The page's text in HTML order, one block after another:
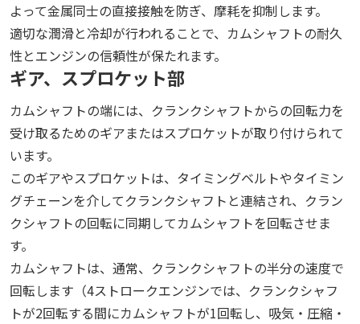
よって金属同士の直接接触を防ぎ、摩耗を抑制します。
適切な潤滑と冷却が行われることで、カムシャフトの耐久
性とエンジンの信頼性が保たれます。
ギア、スプロケット部
カムシャフトの端には、クランクシャフトからの回転力を
受け取るためのギアまたはスプロケットが取り付けられて
います。
このギアやスプロケットは、タイミングベルトやタイミン
グチェーンを介してクランクシャフトと連結され、クラン
クシャフトの回転に同期してカムシャフトを回転させま
す。
カムシャフトは、通常、クランクシャフトの半分の速度で
回転します（4ストロークエンジンでは、クランクシャフ
トが2回転する間にカムシャフトが1回転し、吸気・圧縮・